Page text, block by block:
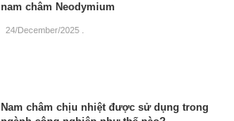
nam châm Neodymium
24/December/2025
Nam châm chịu nhiệt được sử dụng trong